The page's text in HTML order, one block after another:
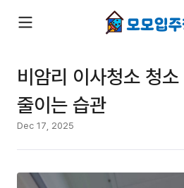
비암리 이사청소 청
줄이는 습관
Dec 17, 2025